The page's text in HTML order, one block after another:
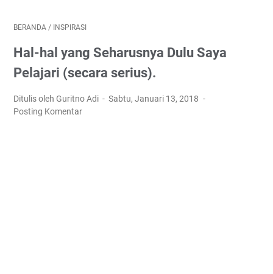
BERANDA / INSPIRASI
Hal-hal yang Seharusnya Dulu Saya
Pelajari (secara serius).
Ditulis oleh Guritno Adi
Sabtu, Januari 13, 2018
Posting Komentar